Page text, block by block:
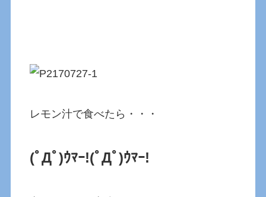
レモン汁で食べたら・・・
(ﾟДﾟ)ｳﾏｰ!(ﾟДﾟ)ｳﾏｰ!